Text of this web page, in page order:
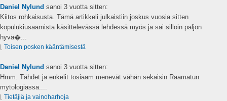
Daniel Nylund sanoi 3 vuotta sitten:
Kiitos rohkaisusta. Tämä artikkeli julkaistiin joskus vuosia sitten
kopulukiusaamista käsittelevässä lehdessä myös ja sai silloin paljon
hyvä�...
Toisen posken kääntämisestä
Daniel Nylund sanoi 3 vuotta sitten:
Hmm. Tähdet ja enkelit tosiaam menevät vähän sekaisin Raamatun
mytologiassa....
Tietäjiä ja vainoharhoja